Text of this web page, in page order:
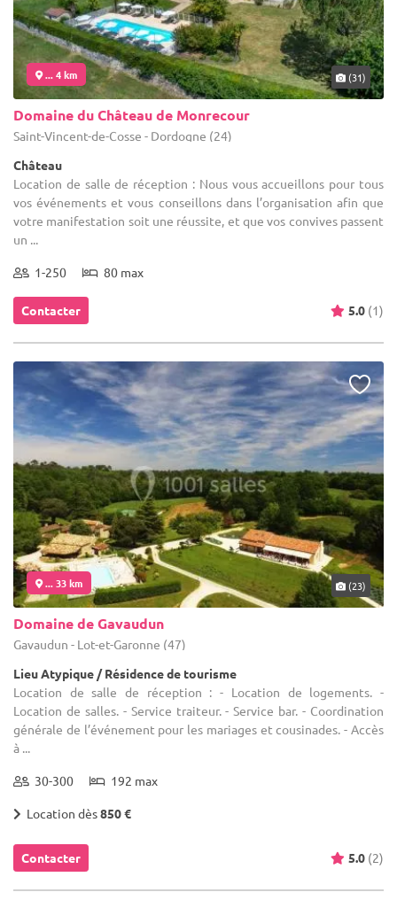
... 4 km (31)
Domaine du Château de Monrecour
Saint-Vincent-de-Cosse - Dordogne (24)
Château
Location de salle de réception : Nous vous accueillons pour tous
vos événements et vous conseillons dans l’organisation afin que
votre manifestation soit une réussite, et que vos convives passent
un ...
1-250 80 max
Contacter 5.0 (1)
... 33 km (23)
Domaine de Gavaudun
Gavaudun - Lot-et-Garonne (47)
Lieu Atypique / Résidence de tourisme
Location de salle de réception : - Location de logements. -
Location de salles. - Service traiteur. - Service bar. - Coordination
générale de l’événement pour les mariages et cousinades. - Accès
à ...
30-300 192 max
Location dès850 €
Contacter 5.0 (2)